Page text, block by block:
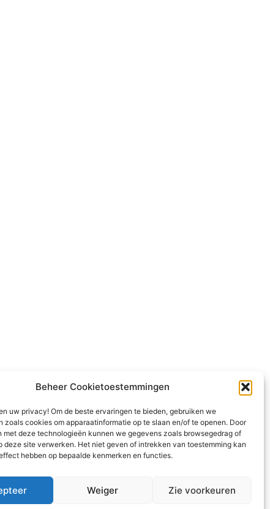
Beheer Cookietoestemmingen
uw privacy! Om de beste ervaringen te bieden, gebruiken we
zoals cookies om apparaatinformatie op te slaan en/of te openen. Door
met deze technologieën kunnen we gegevens zoals browsegedrag of
deze site verwerken. Het niet geven of intrekken van toestemming kan
hebben op bepaalde kenmerken en functies.
Weiger Zie voorkeuren